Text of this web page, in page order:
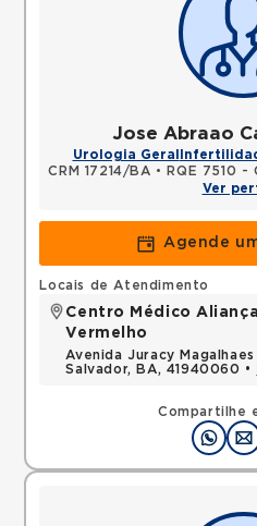
Jose Abraao
Urologia Geral
CRM 17214/BA • RQE 7510 -
Ver
Agende
Compartilhe
Locais de Atendimento
Centro Médico
Vermelho
Avenida Juracy
Salvador, BA, 41940060 •